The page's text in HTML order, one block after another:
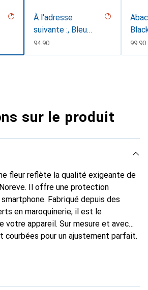
À l'adresse
suivante :, Bleu
oc&eacutecutede
nt
CHF
94.90 CHF
99.90
sur le produit
fleur reflète la qualité exigeante de
Il offre une protection
Fabriqué depuis des
en maroquinerie, il est le
votre appareil. Sur mesure et avec
courbées pour un ajustement parfait.
Noreve est reconnue
excellent choix pour le client